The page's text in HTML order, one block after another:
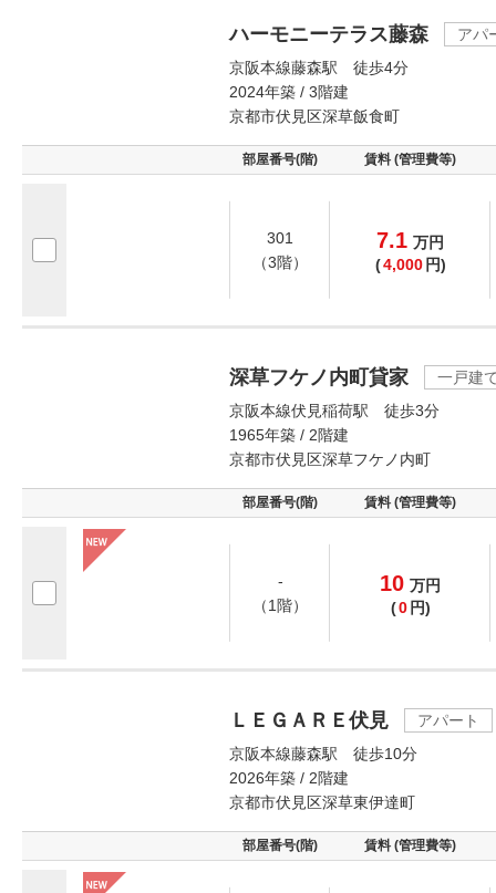
ハーモニーテラス藤森
アパ
京阪本線藤森駅 徒歩4分
2024年築 / 3階建
京都市伏見区深草飯食町
部屋番号(階) 賃料 (管理費等)
301
（3階）
7.1 万円
(4,000 円)
深草フケノ内町貸家
一戸建
京阪本線伏見稲荷駅 徒歩3分
1965年築 / 2階建
京都市伏見区深草フケノ内町
部屋番号(階) 賃料 (管理費等)
-
（1階）
10 万円
(0 円)
ＬＥＧＡＲＥ伏見
アパート
京阪本線藤森駅 徒歩10分
2026年築 / 2階建
京都市伏見区深草東伊達町
部屋番号(階) 賃料 (管理費等)